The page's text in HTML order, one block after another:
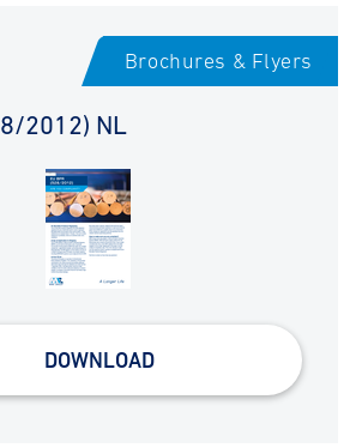
Brochures & Flyers
2012) NL
DOWNLOAD